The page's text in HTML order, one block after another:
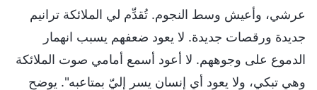
عرشي، وأعيش وسط النجوم. تُقدِّم لي الملائكة ترانيم
جديدة ورقصات جديدة. لا يعود ضعفهم يسبب انهمار
الدموع على وجوههم. لا أعود أسمع أمامي صوت الملائكة
وهي تبكي، ولا يعود أي إنسان يسر إليّ بمتاعبه". يوضح